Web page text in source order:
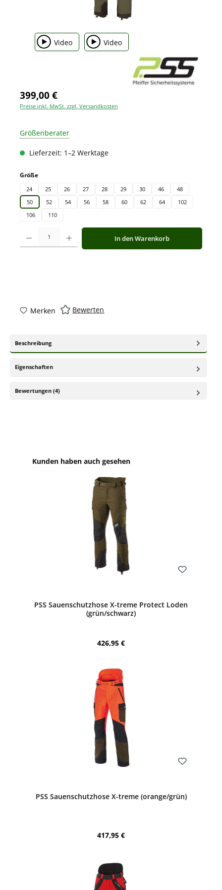
Video Video
399,00 €
Preise inkl. MwSt. zzgl. Versandkosten
Größenberater
Lieferzeit: 1–2 Werktage
Größeauswählen
24 25 26 27 28 29 30 46
48
50
52 54 56 58 60 62 64
102
106
110
Produkt Anzahl: Gib den gewünschten Wert ein oder benutze die
In den Warenkorb
Merken Bewerten
Beschreibung
Eigenschaften
Bewertungen (4)
Produktgalerie überspringen
Kunden haben auch gesehen
PSS Sauenschutzhose X-treme Protect Loden
(grün/schwarz)
Regulärer Preis:
426,95 €
PSS Sauenschutzhose X-treme (orange/grün)
Regulärer Preis:
417,95 €